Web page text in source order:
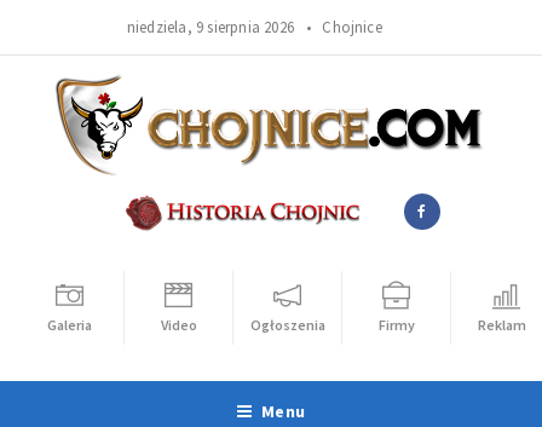
niedziela, 9 sierpnia 2026 • Chojnice
Galeria Video Ogłoszenia Firmy Reklama
Menu